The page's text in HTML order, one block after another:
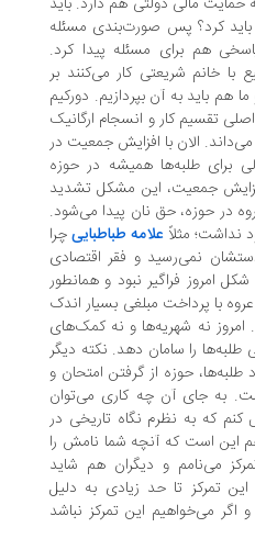
پس صورت‌بندی مسئله
برای مسئله پیدا کرد.
شریعتی کار می‌کنند بر
به آن بپردازیم. دورکیم
کار و انسجام ارگانیک
الان با افزایش جمعیت در
طلبه‌ها همیشه در حوزه
این مشکل تشدید
حق نان پیدا می‌شود.
مثلاًعلامه طباطباییچرا
نمی‌رسید و فقر اقتصادی
فراگیر نبود و همانطور
مبلغی بسیار اندک
نه شهریه‌ها و نه کمک‌های
را سامان دهد. نکته دیگر
حوزه از گرفتن امتحان و
آن چه کاری می‌توان
به نظرم نگاه تاریخی در
که آنچه شما نامش را
می‌نامم و دیگران هم شاید
تا حد زیادی به دلیل
این تمرکز نباشد